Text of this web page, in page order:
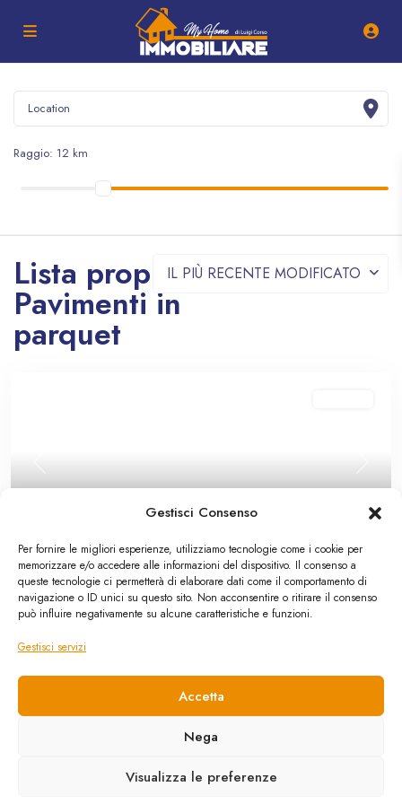
Gestisci Consenso
Per fornire le migliori esperienze, utilizziamo tecnologie come i cookie per
memorizzare e/o accedere alle informazioni del dispositivo. Il consenso a
queste tecnologie ci permetterà di elaborare dati come il comportamento di
navigazione o ID unici su questo sito. Non acconsentire o ritirare il consenso
può influire negativamente su alcune caratteristiche e funzioni.
Gestisci servizi
Accetta
Nega
Visualizza le preferenze
Raggio: 12 km
IL PIÙ RECENTE MODIFICATO
Lista proprietà -
Pavimenti in
parquet
Appartamento,In vendita
Termini Imerese: appartamento via
Circonvallazione Castello
350,000 €
In pieno centro di Termini Imerese nell’esclusivo contesto del
...